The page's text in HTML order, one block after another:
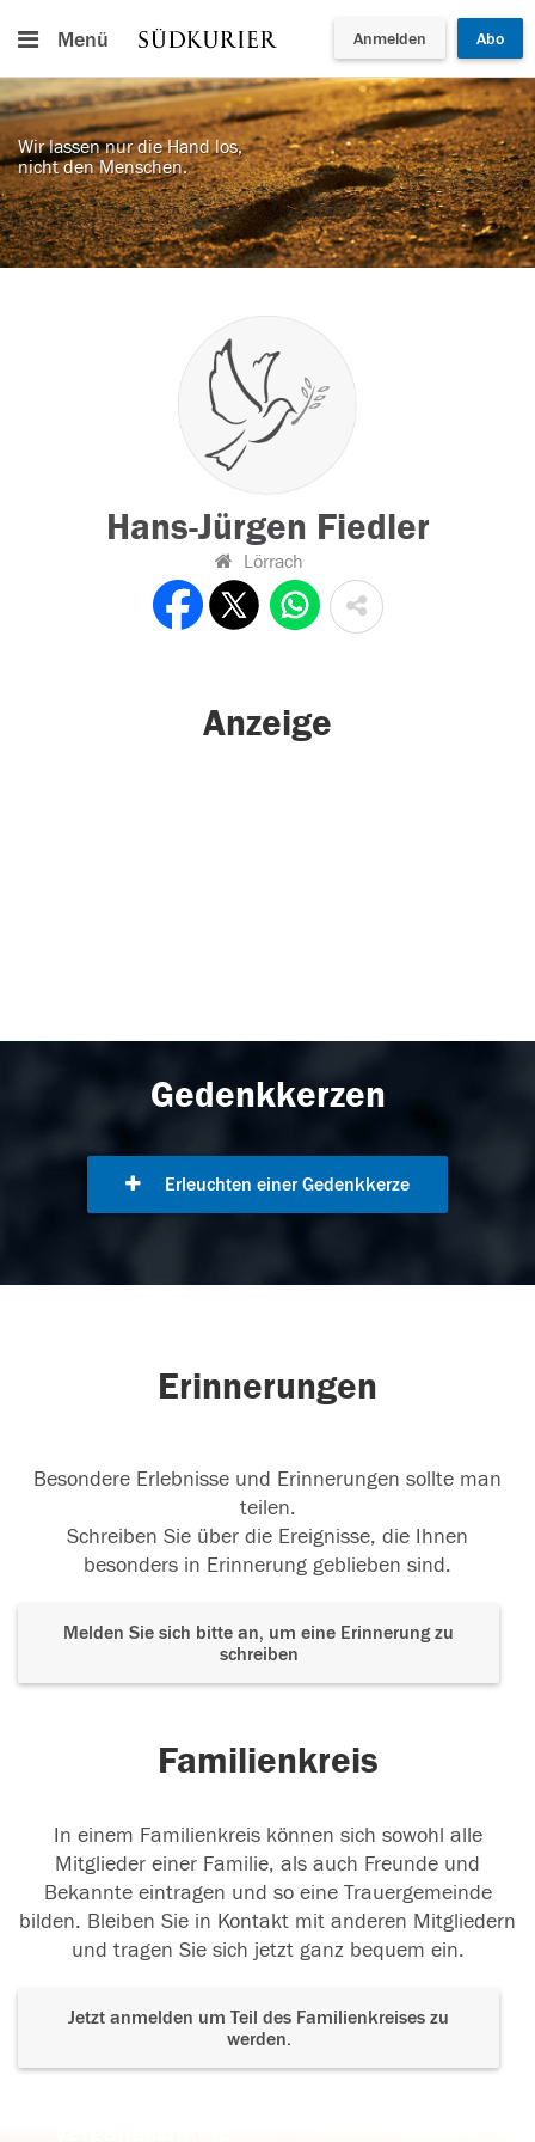
Menü Anmelden Abo
Wir lassen nur die Hand los,
nicht den Menschen.
Hans-Jürgen Fiedler
Lörrach
Anzeige
Gedenkkerzen
Erleuchten einer Gedenkkerze
Erinnerungen
Besondere Erlebnisse und Erinnerungen sollte man
teilen.
Schreiben Sie über die Ereignisse, die Ihnen
besonders in Erinnerung geblieben sind.
Melden Sie sich bitte an, um eine Erinnerung zu
schreiben
Familienkreis
In einem Familienkreis können sich sowohl alle
Mitglieder einer Familie, als auch Freunde und
Bekannte eintragen und so eine Trauergemeinde
bilden. Bleiben Sie in Kontakt mit anderen Mitgliedern
und tragen Sie sich jetzt ganz bequem ein.
Jetzt anmelden um Teil des Familienkreises zu
werden.